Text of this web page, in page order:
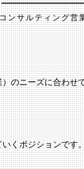
ンサルティング営
のニーズに合わせ
くポジションです